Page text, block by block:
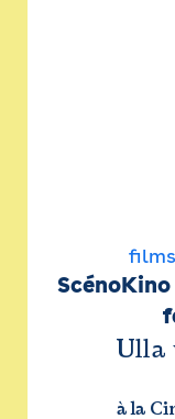
Ulla
à la